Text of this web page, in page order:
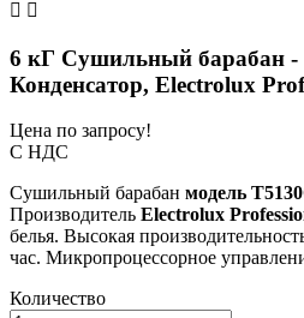
 
6 кГ Сушильный барабан -
Конденсатор, Electrolux
Цена по запросу!
С НДС
Сушильный барабан модель
Производитель Electrolux
белья. Высокая
час. Микропроцессорное
Количество